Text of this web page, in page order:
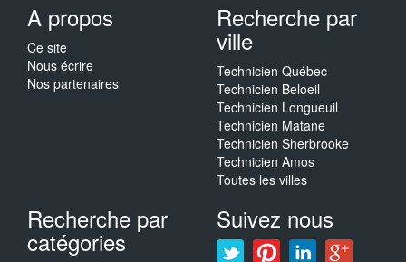
A propos
Ce site
Nous écrire
Nos partenaires
Recherche par
ville
Technicien Québec
Technicien Beloeil
Technicien Longueuil
Technicien Matane
Technicien Sherbrooke
Technicien Amos
Toutes les villes
Recherche par
catégories
Suivez nous